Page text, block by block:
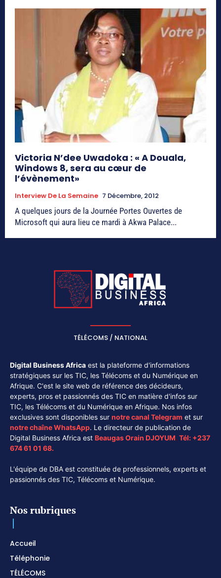
Victoria N’dee Uwadoka : « A Douala,
Windows 8, sera au cœur de
l’évènement»
Interview De La Semaine 7 Décembre, 2012
A quelques jours de la Journée Portes Ouvertes de
Microsoft qui aura lieu ce mardi à Akwa Palace...
TÉLÉCOMS / NATIONAL
Digital Business Africa est la plateforme d'informations
stratégiques sur les TIC, les Télécoms et du Numérique en
Afrique. C'est le site web de référence des décideurs,
experts, pros et passionnés des TIC en matière d'infos sur
TIC, les Télécoms et du Numérique en Afrique. Nos infos
exclusives sont disponibles sur notre canal Telegram et sur
notre chaîneWhatsApp. Le directeur de publication de
Digital Business Africa est Beaugas Orain DJOYUM. Tél: +237
674 61 01 68.
L'équipe de DBA est constituée de professionnels, experts et
passionnés des TIC, Télécoms et Numérique.
Nos rubriques
Accueil
Téléphonie
TÉLÉCOMS